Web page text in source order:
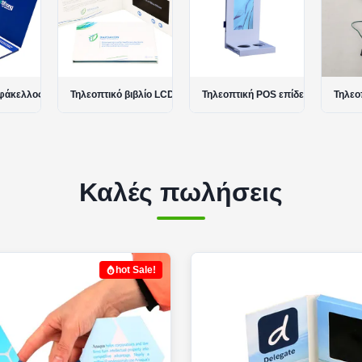
LCD Τηλεοπτικό βιβλίο LCD Τηλεοπτική POS επίδειξη
Καλές πωλήσεις
hot Sale!